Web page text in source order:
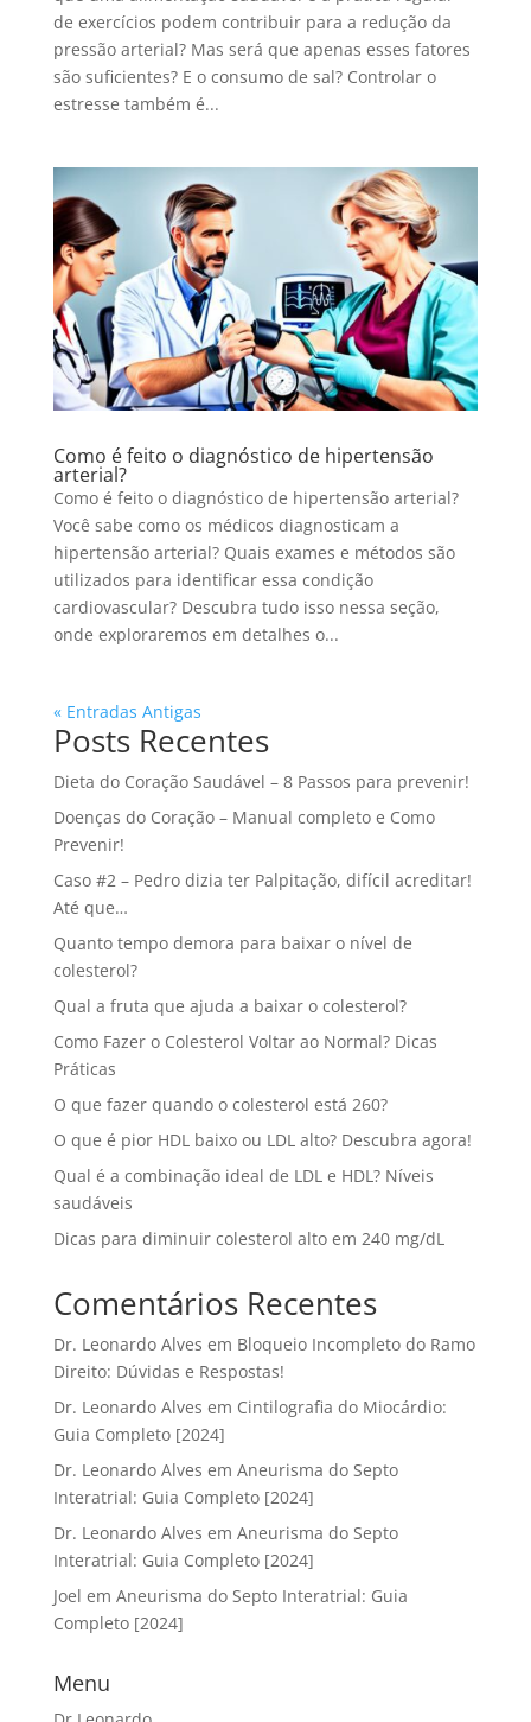
de exercícios podem contribuir para a redução da
pressão arterial? Mas será que apenas esses fatores
são suficientes? E o consumo de sal? Controlar o
estresse também é...
Como é feito o diagnóstico de hipertensão
arterial?
Como é feito o diagnóstico de hipertensão arterial?
Você sabe como os médicos diagnosticam a
hipertensão arterial? Quais exames e métodos são
utilizados para identificar essa condição
cardiovascular? Descubra tudo isso nessa seção,
onde exploraremos em detalhes o...
« Entradas Antigas
Posts Recentes
Dieta do Coração Saudável – 8 Passos para prevenir!
Doenças do Coração – Manual completo e Como
Prevenir!
Caso #2 – Pedro dizia ter Palpitação, difícil acreditar!
Até que…
Quanto tempo demora para baixar o nível de
colesterol?
Qual a fruta que ajuda a baixar o colesterol?
Como Fazer o Colesterol Voltar ao Normal? Dicas
Práticas
O que fazer quando o colesterol está 260?
O que é pior HDL baixo ou LDL alto? Descubra agora!
Qual é a combinação ideal de LDL e HDL? Níveis
saudáveis
Dicas para diminuir colesterol alto em 240 mg/dL
Comentários Recentes
Dr. Leonardo Alves em Bloqueio Incompleto do Ramo
Direito: Dúvidas e Respostas!
Dr. Leonardo Alves em Cintilografia do Miocárdio:
Guia Completo [2024]
Dr. Leonardo Alves em Aneurisma do Septo
Interatrial: Guia Completo [2024]
Dr. Leonardo Alves em Aneurisma do Septo
Interatrial: Guia Completo [2024]
Joel em Aneurisma do Septo Interatrial: Guia
Completo [2024]
Menu